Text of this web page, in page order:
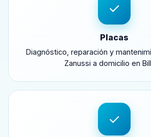
✓
Placas
Diagnóstico, reparación y
Zanussi a domicilio en
✓